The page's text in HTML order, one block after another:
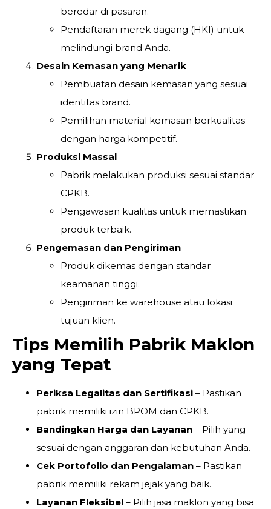
beredar di pasaran.
Pendaftaran merek dagang (HKI) untuk
melindungi brand Anda.
Desain Kemasan yang Menarik
Pembuatan desain kemasan yang sesuai
identitas brand.
Pemilihan material kemasan berkualitas
dengan harga kompetitif.
Produksi Massal
Pabrik melakukan produksi sesuai standar
CPKB.
Pengawasan kualitas untuk memastikan
produk terbaik.
Pengemasan dan Pengiriman
Produk dikemas dengan standar
keamanan tinggi.
Pengiriman ke warehouse atau lokasi
tujuan klien.
Tips Memilih Pabrik Maklon
yang Tepat
Periksa Legalitas dan Sertifikasi – Pastikan
pabrik memiliki izin BPOM dan CPKB.
Bandingkan Harga dan Layanan – Pilih yang
sesuai dengan anggaran dan kebutuhan Anda.
Cek Portofolio dan Pengalaman – Pastikan
pabrik memiliki rekam jejak yang baik.
Layanan Fleksibel – Pilih jasa maklon yang bisa